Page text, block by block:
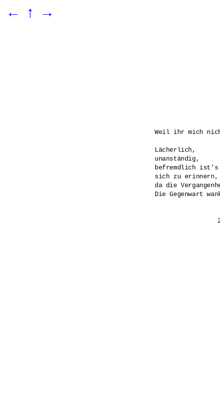
← ↑ →
Weil ihr mich
Lächerlich,
unanständig,
befremdlich ist's
sich zu erinnern,
da die
Die Gegenwart